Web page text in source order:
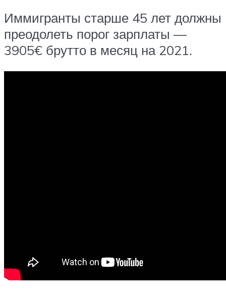
Иммигранты старше 45 лет должны
преодолеть порог зарплаты —
3905€ брутто в месяц на 2021.